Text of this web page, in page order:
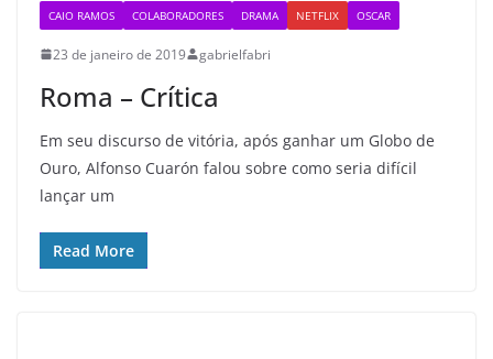
CAIO RAMOS COLABORADORES DRAMA NETFLIX OSCAR
23 de janeiro de 2019 gabrielfabri
Roma – Crítica
Em seu discurso de vitória, após ganhar um Globo de
Ouro, Alfonso Cuarón falou sobre como seria difícil
lançar um
Read More